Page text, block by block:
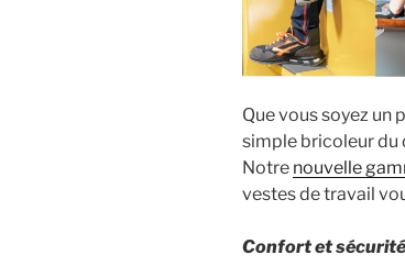
Que vous soyez un
simple bricoleur du
Notre nouvelle
vestes de travail
Confort et